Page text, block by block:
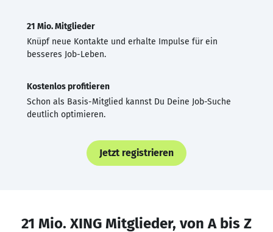
21 Mio. Mitglieder
Knüpf neue Kontakte und erhalte Impulse für ein
besseres Job-Leben.
Kostenlos profitieren
Schon als Basis-Mitglied kannst Du Deine Job-Suche
deutlich optimieren.
Jetzt registrieren
21 Mio. XING Mitglieder, von A bis Z